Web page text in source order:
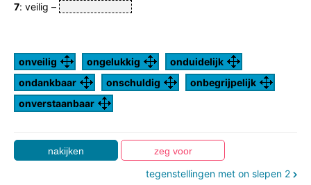
7: veilig –
onveilig ongelukkig
onduidelijk
ondankbaar
onschuldig
onbegrijpelijk
onverstaanbaar
tegenstellingen met on slepen 2